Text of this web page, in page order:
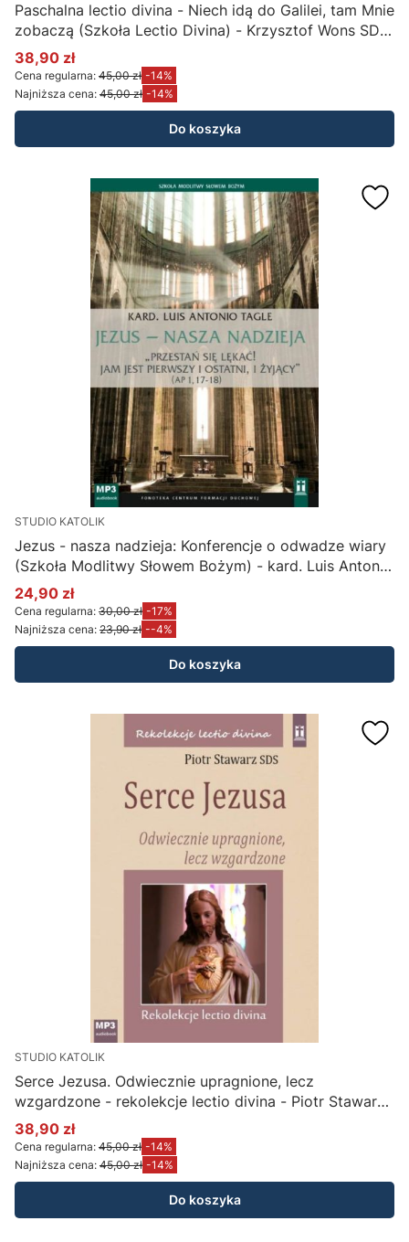
Paschalna lectio divina - Niech idą do Galilei, tam Mnie
zobaczą (Szkoła Lectio Divina) - Krzysztof Wons SDS
(płyta CD MP3)
Cena promocyjna
38,90 zł
Cena regularna: 45,00 zł -14%
Najniższa cena: 45,00 zł -14%
Do koszyka
STUDIO KATOLIK
Jezus - nasza nadzieja: Konferencje o odwadze wiary
(Szkoła Modlitwy Słowem Bożym) - kard. Luis Antonio
Tagle (rekolekcje na CD MP3)
Cena promocyjna
24,90 zł
Cena regularna: 30,00 zł -17%
Najniższa cena: 23,90 zł --4%
Do koszyka
STUDIO KATOLIK
Serce Jezusa. Odwiecznie upragnione, lecz
wzgardzone - rekolekcje lectio divina - Piotr Stawarz
(płyta CD-MP3)
Cena promocyjna
38,90 zł
Cena regularna: 45,00 zł -14%
Najniższa cena: 45,00 zł -14%
Do koszyka